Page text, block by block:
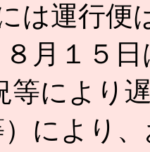
は運行便
８月１５
等により
により